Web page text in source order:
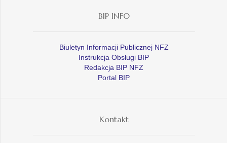
BIP INFO
Biuletyn Informacji Publicznej NFZ
Instrukcja Obsługi BIP
Redakcja BIP NFZ
Portal BIP
Kontakt